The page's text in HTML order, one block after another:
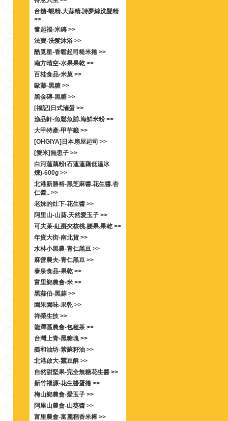
台糖-蜆精.大蒜精.詩夢絲洗髮精
>>
奮起福-米磚 >>
法寶-洗髮沐浴 >>
酷覓星-香鬆起司糙米捲 >>
南方晴空-水果果乾 >>
百桂食品-米菓 >>
歐藤-黑糖 >>
黑金磚-黑糖 >>
[福記]日式滷蛋 >>
漁品軒-魚鬆魚脯.海鮮米粉 >>
大甲特產-甲芋籤 >>
[OHGIYA]日本扇屋起司 >>
[愛米]無患子 >>
白河蓮藕粉(石蓮蓮藕低溫冰
煉)-600g >>
北港新勝裕-黑芝麻醬.花生醬.杏
仁醬.. >>
老妹的灶下-花生醬 >>
阿里山-山葵.天然愛玉子 >>
可夫萊-紅棗夾核桃.腰果.果乾 >>
年貨大街-南北貨 >>
水林小黑農-青仁黑豆 >>
麻營農夫-青仁黑豆 >>
泰泉食品-果乾 >>
富里鄉農會-米 >>
黑蒜伯-黑蒜 >>
園果園味-果乾 >>
祥榮生技 >>
龍潭區農會-包種茶 >>
台灣上青-黑糖塊 >>
義和油坊-紫蘇籽油 >>
北港啟大-蠶豆酥 >>
自然甜堅果-完全無糖花生醬 >>
新竹福源-花生醬蛋捲 >>
梅山鄉農會-愛玉子 >>
阿里山農會-山葵醬 >>
富里農會-富麗稻香米棒 >>